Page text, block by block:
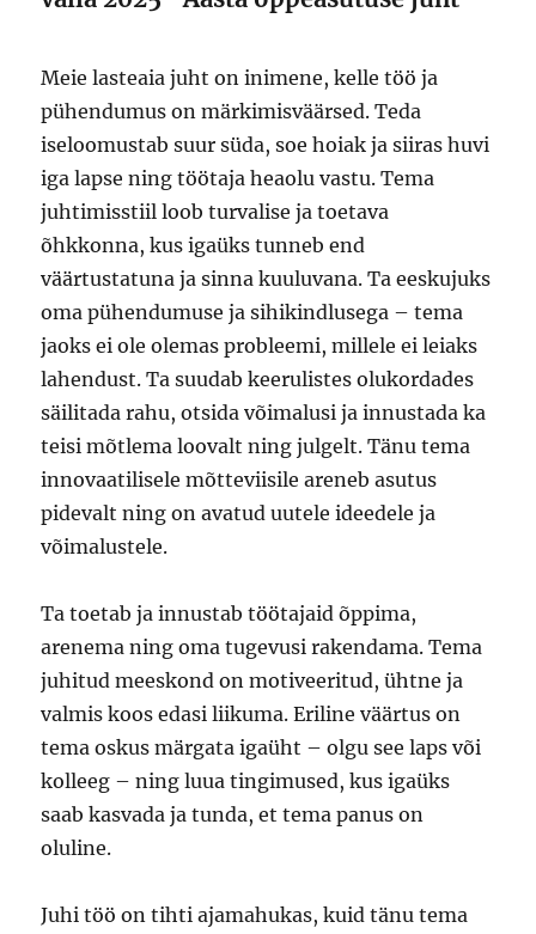
Meie lasteaia juht on inimene, kelle töö ja
pühendumus on märkimisväärsed. Teda
iseloomustab suur süda, soe hoiak ja siiras huvi
iga lapse ning töötaja heaolu vastu. Tema
juhtimisstiil loob turvalise ja toetava
õhkkonna, kus igaüks tunneb end
väärtustatuna ja sinna kuuluvana. Ta eeskujuks
oma pühendumuse ja sihikindlusega – tema
jaoks ei ole olemas probleemi, millele ei leiaks
lahendust. Ta suudab keerulistes olukordades
säilitada rahu, otsida võimalusi ja innustada ka
teisi mõtlema loovalt ning julgelt. Tänu tema
innovaatilisele mõtteviisile areneb asutus
pidevalt ning on avatud uutele ideedele ja
võimalustele.
Ta toetab ja innustab töötajaid õppima,
arenema ning oma tugevusi rakendama. Tema
juhitud meeskond on motiveeritud, ühtne ja
valmis koos edasi liikuma. Eriline väärtus on
tema oskus märgata igaüht – olgu see laps või
kolleeg – ning luua tingimused, kus igaüks
saab kasvada ja tunda, et tema panus on
oluline.
Juhi töö on tihti ajamahukas, kuid tänu tema